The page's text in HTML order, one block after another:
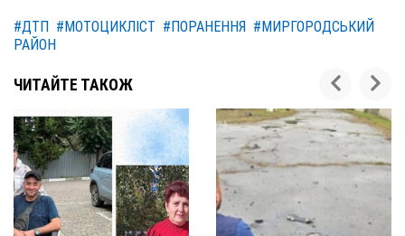
#ДТП #МОТОЦИКЛІСТ #ПОРАНЕННЯ #МИРГОРОДСЬКИЙ
РАЙОН
ЧИТАЙТЕ ТАКОЖ